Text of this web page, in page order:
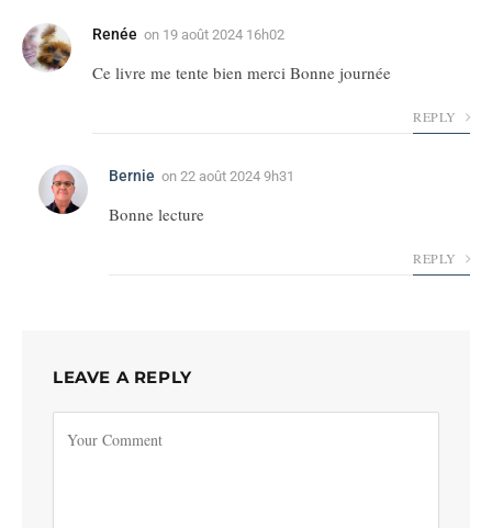
Renée on 19 août 2024 16h02
Ce livre me tente bien merci Bonne journée
REPLY
Bernie on 22 août 2024 9h31
Bonne lecture
REPLY
LEAVE A REPLY